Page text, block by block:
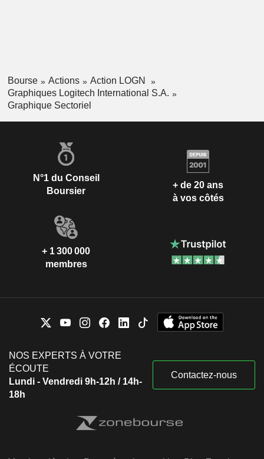
Bourse Actions
Action LOGN
Graphiques Logitech International S.A.
Graphique Sectoriel
N°1 du Conseil
Boursier
+ de 20 ans
à vos côtés
+ 1 300 000
membres
NOS EXPERTS À VOTRE
ÉCOUTE
Lundi - Vendredi 9h-12h / 14h-
18h
Contactez-nous